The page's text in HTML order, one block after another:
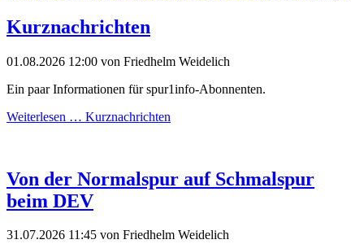
Kurznachrichten
01.08.2026 12:00 von Friedhelm Weidelich
Ein paar Informationen für spur1info-Abonnenten.
Weiterlesen … Kurznachrichten
Von der Normalspur auf Schmalspur
beim DEV
31.07.2026 11:45 von Friedhelm Weidelich